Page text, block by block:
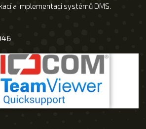
a implementaci systémů DMS.